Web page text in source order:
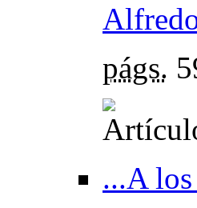
págs.
...A